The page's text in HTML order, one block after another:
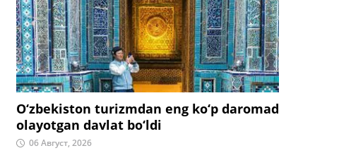
O‘zbekiston turizmdan eng ko‘p daromad
olayotgan davlat bo‘ldi
06 Август, 2026